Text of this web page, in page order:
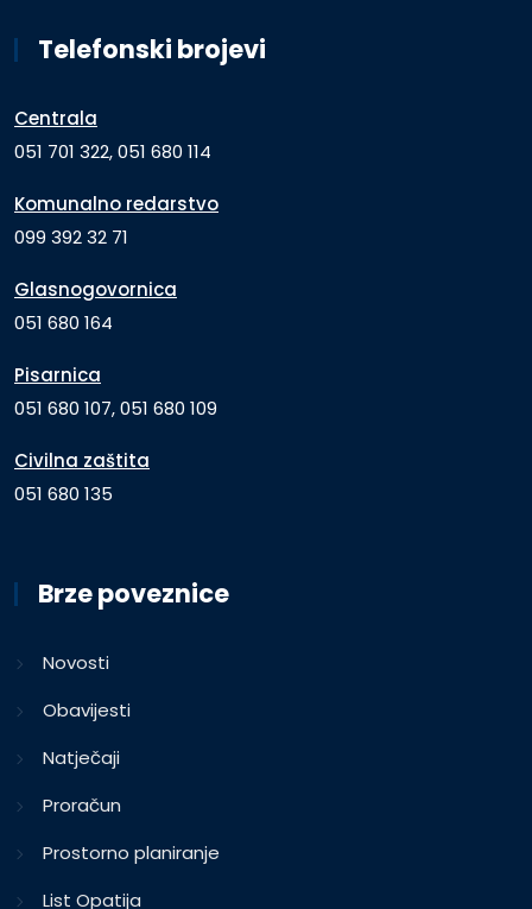
Telefonski brojevi
Centrala
051 701 322, 051 680 114
Komunalno redarstvo
099 392 32 71
Glasnogovornica
051 680 164
Pisarnica
051 680 107, 051 680 109
Civilna zaštita
051 680 135
Brze poveznice
Novosti
Obavijesti
Natječaji
Proračun
Prostorno planiranje
List Opatija